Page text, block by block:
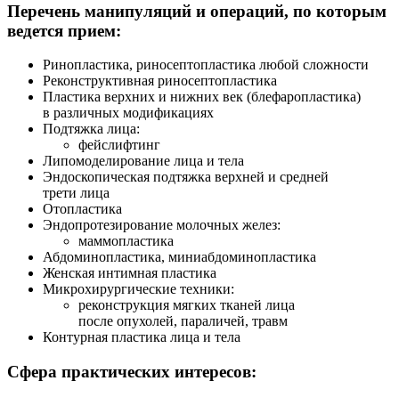
Перечень манипуляций и операций, по которым
ведется прием:
Ринопластика, риносептопластика любой сложности
Реконструктивная риносептопластика
Пластика верхних и нижних век (блефаропластика)
в различных модификациях
Подтяжка лица:
фейслифтинг
Липомоделирование лица и тела
Эндоскопическая подтяжка верхней и средней
трети лица
Отопластика
Эндопротезирование молочных желез:
маммопластика
Абдоминопластика, миниабдоминопластика
Женская интимная пластика
Микрохирургические техники:
реконструкция мягких тканей лица
после опухолей, параличей, травм
Контурная пластика лица и тела
Сфера практических интересов: